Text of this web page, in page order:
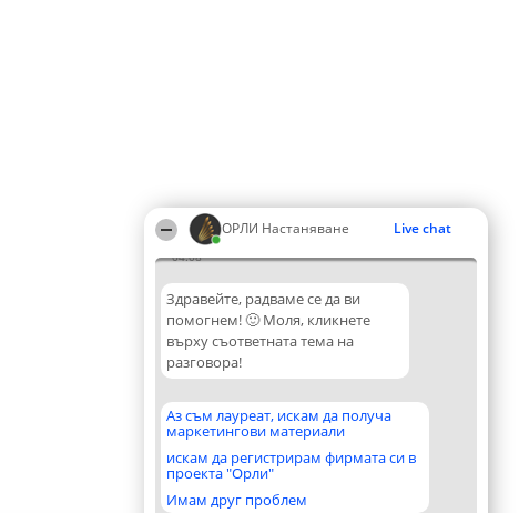
ОРЛИ Настаняване Live chat
04:08
Здравейте, радваме се да ви
помогнем! 🙂 Моля, кликнете
върху съответната тема на
разговора!
Аз съм лауреат, искам да получа
маркетингови материали
искам да регистрирам фирмата си в
проекта "Орли"
Имам друг проблем